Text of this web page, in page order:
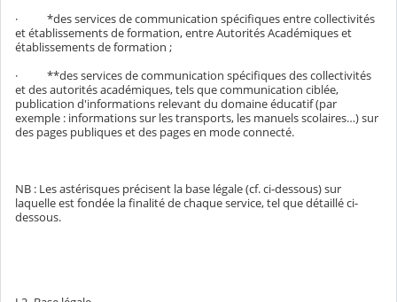
· *des services de communication spécifiques entre collectivités
et établissements de formation, entre Autorités Académiques et
établissements de formation ;
· **des services de communication spécifiques des collectivités
et des autorités académiques, tels que communication ciblée,
publication d'informations relevant du domaine éducatif (par
exemple : informations sur les transports, les manuels scolaires…) sur
des pages publiques et des pages en mode connecté.
NB : Les astérisques précisent la base légale (cf. ci-dessous) sur
laquelle est fondée la finalité de chaque service, tel que détaillé ci-
dessous.